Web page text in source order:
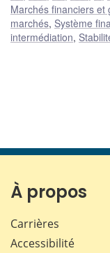
Marchés financiers et
marchés, Système
intermédiation,
À propos
Carrières
Accessibilité